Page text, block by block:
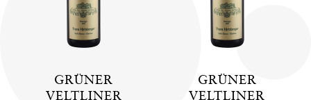
GRÜNER
VELTLINER
GRÜNER
VELTLINER